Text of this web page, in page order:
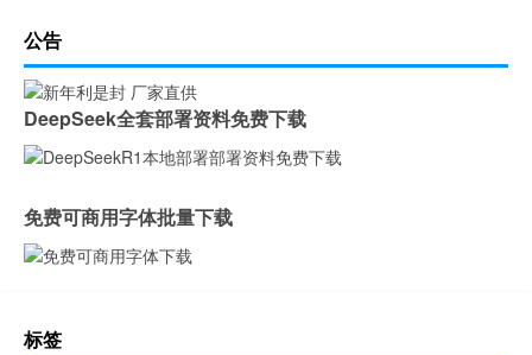
公告
DeepSeek全套部署资料免费下载
免费可商用字体批量下载
标签